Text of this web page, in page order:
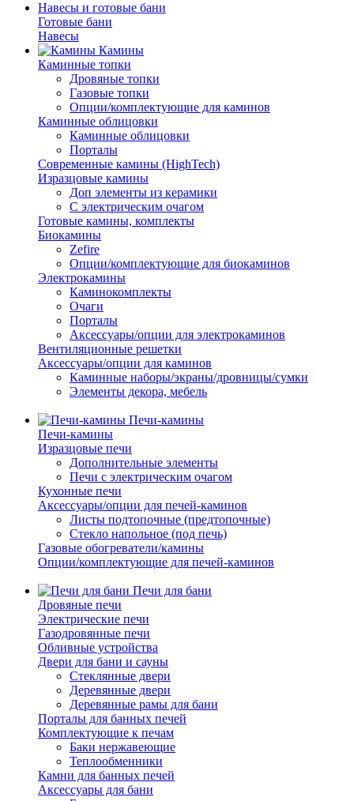
Навесы и готовые бани
Готовые бани
Навесы
Камины
Каминные топки
Дровяные топки
Газовые топки
Опции/комплектующие для каминов
Каминные облицовки
Каминные облицовки
Порталы
Современные камины (HighTech)
Изразцовые камины
Доп элементы из керамики
С электрическим очагом
Готовые камины, комплекты
Биокамины
Zefire
Опции/комплектующие для биокаминов
Электрокамины
Каминокомплекты
Очаги
Порталы
Аксессуары/опции для электрокаминов
Вентиляционные решетки
Аксессуары/опции для каминов
Каминные наборы/экраны/дровницы/сумки
Элементы декора, мебель
Печи-камины
Печи-камины
Изразцовые печи
Дополнительные элементы
Печи с электрическим очагом
Кухонные печи
Аксессуары/опции для печей-каминов
Листы подтопочные (предтопочные)
Стекло напольное (под печь)
Газовые обогреватели/камины
Опции/комплектующие для печей-каминов
Печи для бани
Дровяные печи
Электрические печи
Газодровянные печи
Обливные устройства
Двери для бани и сауны
Стеклянные двери
Деревянные двери
Деревянные рамы для бани
Порталы для банных печей
Комплектующие к печам
Баки нержавеющие
Теплообменники
Камни для банных печей
Аксессуары для бани